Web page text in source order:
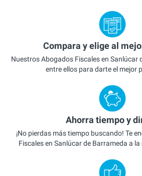
Compara y elige al
Nuestros Abogados Fiscales en Sanlúcar
entre ellos para darte el mejor
Ahorra tiempo y
¡No pierdas más tiempo buscando! Te
Fiscales en Sanlúcar de Barrameda a